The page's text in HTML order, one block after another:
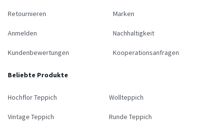
Retournieren
Anmelden
Kundenbewertungen
Marken
Nachhaltigkeit
Kooperationsanfragen
Beliebte Produkte
Hochflor Teppich Wollteppich
Vintage Teppich Runde Teppich